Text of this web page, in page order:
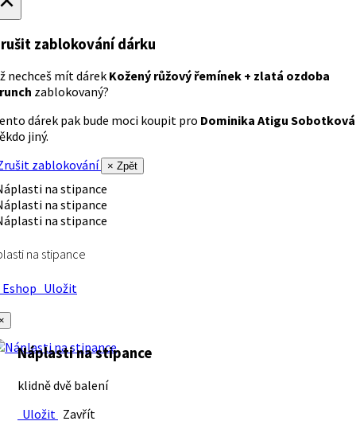
zablokování dárku
nechceš mít dárek Kožený růžový řemínek + zlatá ozdoba
zablokovaný?
dárek pak bude moci koupit pro Dominika Atigu Sobotková
jiný.
zablokování
× Zpět
na stipance
Uložit
Náplasti na stipance
klidně dvě balení
Uložit Zavřít